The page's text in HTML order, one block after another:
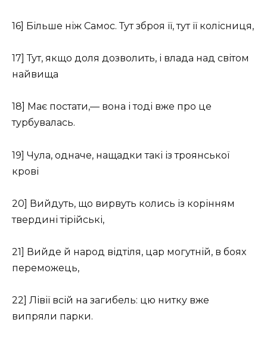
16] Більше ніж Самос. Тут зброя її, тут її колісниця,
17] Тут, якщо доля дозволить, і влада над світом
найвища
18] Має постати,— вона і тоді вже про це
турбувалась.
19] Чула, одначе, нащадки такі із троянської
крові
20] Вийдуть, що вирвуть колись із корінням
твердині тірійські,
21] Вийде й народ відтіля, цар могутній, в боях
переможець,
22] Лівії всій на загибель: цю нитку вже
випряли парки.